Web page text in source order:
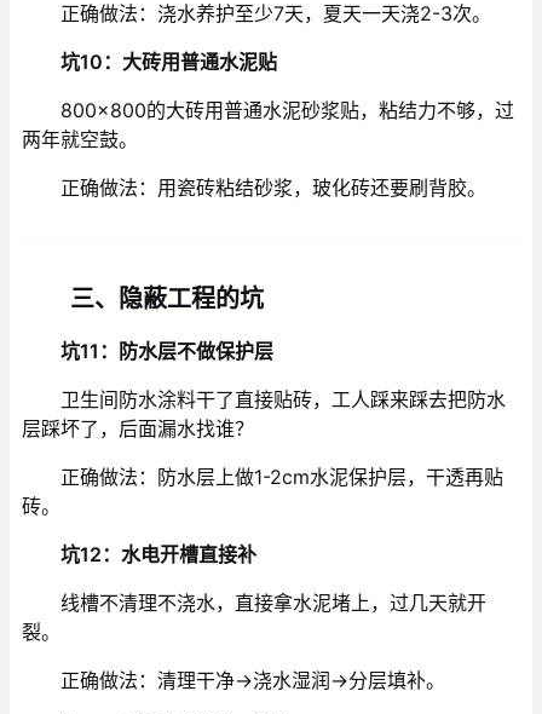
正确做法：浇水养护至少7天，夏天一天浇2-3次。
坑10：大砖用普通水泥贴
800×800的大砖用普通水泥砂浆贴，粘结力不够，过
两年就空鼓。
正确做法：用瓷砖粘结砂浆，玻化砖还要刷背胶。
三、隐蔽工程的坑
坑11：防水层不做保护层
卫生间防水涂料干了直接贴砖，工人踩来踩去把防水
层踩坏了，后面漏水找谁？
正确做法：防水层上做1-2cm水泥保护层，干透再贴
砖。
坑12：水电开槽直接补
线槽不清理不浇水，直接拿水泥堵上，过几天就开
裂。
正确做法：清理干净→浇水湿润→分层填补。